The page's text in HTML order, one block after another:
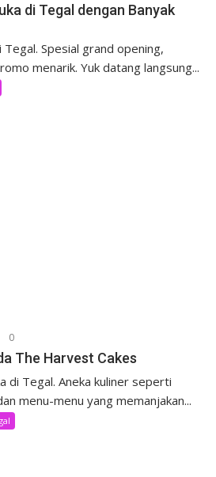
di Tegal dengan Banyak
Spesial grand opening,
menarik. Yuk datang langsung...
0
The Harvest Cakes
di Tegal. Aneka kuliner seperti
menu-menu yang memanjakan...